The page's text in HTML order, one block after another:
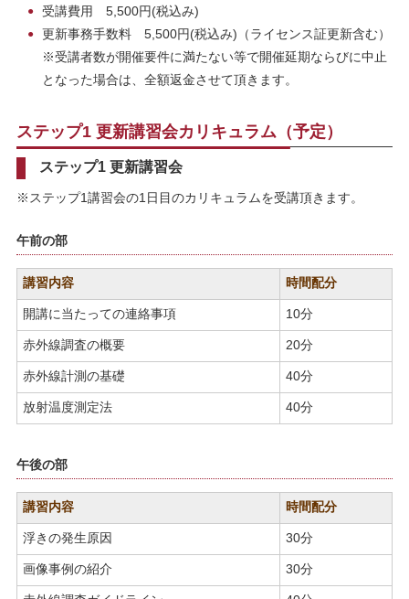
受講費用 5,500円(税込み)
更新事務手数料 5,500円(税込み)（ライセンス証更新含む）
※受講者数が開催要件に満たない等で開催延期ならびに中止
となった場合は、全額返金させて頂きます。
ステップ1 更新講習会カリキュラム（予定）
ステップ1 更新講習会
※ステップ1講習会の1日目のカリキュラムを受講頂きます。
午前の部
講習内容 時間配分
開講に当たっての連絡事項 10分
赤外線調査の概要 20分
赤外線計測の基礎 40分
放射温度測定法 40分
午後の部
講習内容 時間配分
浮きの発生原因 30分
画像事例の紹介 30分